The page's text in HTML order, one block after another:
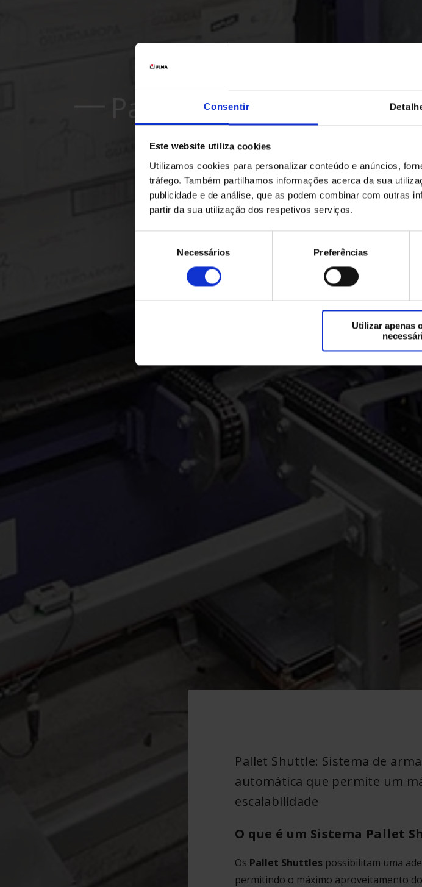
Consentir
Este website utiliza cookies
Utilizamos cookies para personalizar conteúdo e anúncios,
tráfego. Também partilhamos informações acerca da sua
publicidade e de análise, que as podem combinar com outras
partir da sua utilização dos respetivos serviços.
consentimento
Necessários Preferências
Utilizar apenas
Pallet Shuttle
Pallet Shuttle: Sistema de
automática que permite um
escalabilidade
O que é um Sistema Pallet
Os Pallet Shuttles possibilitam uma
permitindo o máximo aproveitamento